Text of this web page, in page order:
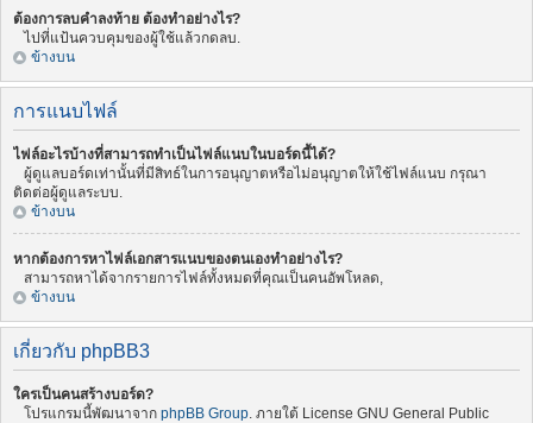
ต้องการลบคำลงท้าย ต้องทำอย่างไร?
ไปที่แป้นควบคุมของผู้ใช้แล้วกดลบ.
ข้างบน
การแนบไฟล์
ไฟล์อะไรบ้างที่สามารถทำเป็นไฟล์แนบในบอร์ดนี้ได้?
ผู้ดูแลบอร์ดเท่านั้นที่มีสิทธ์ในการอนุญาตหรือไม่อนุญาตให้ใช้ไฟล์แนบ กรุณา
ติดต่อผู้ดูแลระบบ.
ข้างบน
หากต้องการหาไฟล์เอกสารแนบของตนเองทำอย่างไร?
สามารถหาได้จากรายการไฟล์ทั้งหมดที่คุณเป็นคนอัพโหลด,
ข้างบน
เกี่ยวกับ phpBB3
ใครเป็นคนสร้างบอร์ด?
โปรแกรมนี้พัฒนาจาก phpBB Group. ภายใต้ License GNU General Public